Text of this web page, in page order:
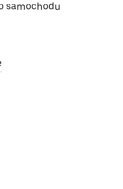
samochodu